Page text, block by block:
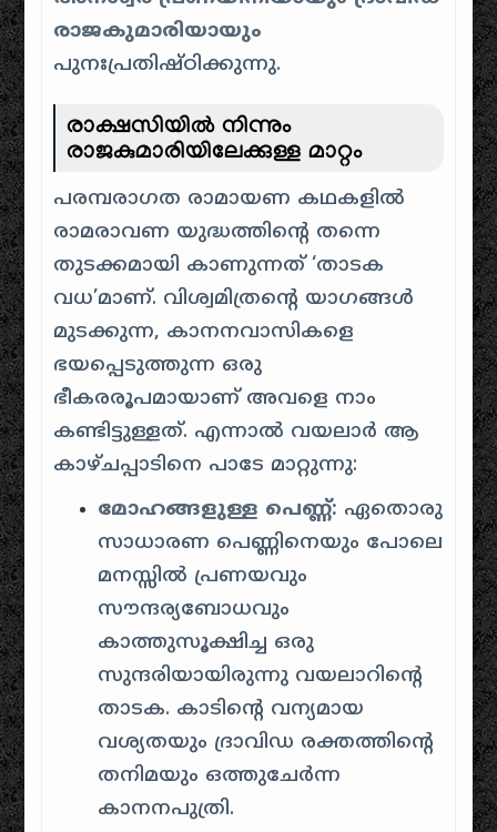
രാജകുമാരിയായും
പുനഃപ്രതിഷ്ഠിക്കുന്നു.
രാക്ഷസിയിൽ നിന്നും
രാജകുമാരിയിലേക്കുള്ള മാറ്റം
പരമ്പരാഗത രാമായണ കഥകളിൽ
രാമരാവണ യുദ്ധത്തിന്റെ തന്നെ
തുടക്കമായി കാണുന്നത് ‘താടക
വധ’മാണ്. വിശ്വമിത്രന്റെ യാഗങ്ങൾ
മുടക്കുന്ന, കാനനവാസികളെ
ഭയപ്പെടുത്തുന്ന ഒരു
ഭീകരരൂപമായാണ് അവളെ നാം
കണ്ടിട്ടുള്ളത്. എന്നാൽ വയലാർ ആ
കാഴ്ചപ്പാടിനെ പാടേ മാറ്റുന്നു:
മോഹങ്ങളുള്ള പെണ്ണ്: ഏതൊരു
സാധാരണ പെണ്ണിനെയും പോലെ
മനസ്സിൽ പ്രണയവും
സൗന്ദര്യബോധവും
കാത്തുസൂക്ഷിച്ച ഒരു
സുന്ദരിയായിരുന്നു വയലാറിന്റെ
താടക. കാടിന്റെ വന്യമായ
വശ്യതയും ദ്രാവിഡ രക്തത്തിന്റെ
തനിമയും ഒത്തുചേർന്ന
കാനനപുത്രി.